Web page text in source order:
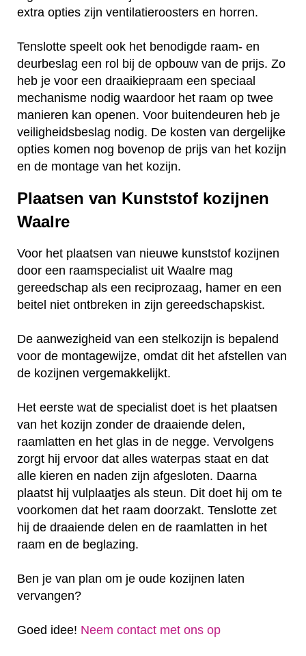
extra opties zijn ventilatieroosters en horren.
Tenslotte speelt ook het benodigde raam- en
deurbeslag een rol bij de opbouw van de prijs. Zo
heb je voor een draaikiepraam een speciaal
mechanisme nodig waardoor het raam op twee
manieren kan openen. Voor buitendeuren heb je
veiligheidsbeslag nodig. De kosten van dergelijke
opties komen nog bovenop de prijs van het kozijn
en de montage van het kozijn.
Plaatsen van Kunststof kozijnen
Waalre
Voor het plaatsen van nieuwe kunststof kozijnen
door een raamspecialist uit Waalre mag
gereedschap als een reciprozaag, hamer en een
beitel niet ontbreken in zijn gereedschapskist.
De aanwezigheid van een stelkozijn is bepalend
voor de montagewijze, omdat dit het afstellen van
de kozijnen vergemakkelijkt.
Het eerste wat de specialist doet is het plaatsen
van het kozijn zonder de draaiende delen,
raamlatten en het glas in de negge. Vervolgens
zorgt hij ervoor dat alles waterpas staat en dat
alle kieren en naden zijn afgesloten. Daarna
plaatst hij vulplaatjes als steun. Dit doet hij om te
voorkomen dat het raam doorzakt. Tenslotte zet
hij de draaiende delen en de raamlatten in het
raam en de beglazing.
Ben je van plan om je oude kozijnen laten
vervangen?
Goed idee! Neem contact met ons op